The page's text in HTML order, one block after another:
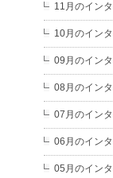
11月のイン
10月のイン
09月のイン
08月のイン
07月のイン
06月のイン
05月のイン